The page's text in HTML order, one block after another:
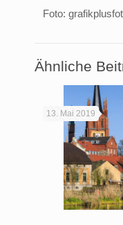
Foto:
Ähnliche
13. Mai 2019